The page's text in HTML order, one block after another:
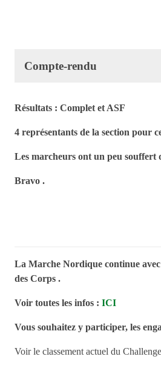
Compte-rendu
Résultats : Complet et ASF
4 représentants de la section pour
Les marcheurs ont un peu souffert
Bravo .
La Marche Nordique continue avec
des Corps .
Voir toutes les infos : ICI
Vous souhaitez y participer, les
Voir le classement actuel du